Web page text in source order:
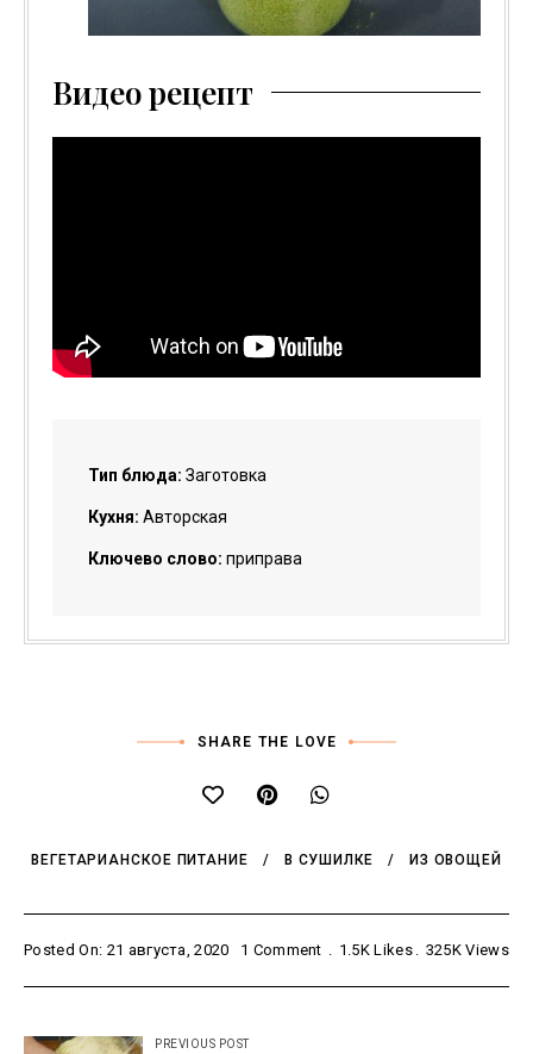
Видео рецепт
Тип блюда: Заготовка
Кухня: Авторская
Ключево слово: приправа
SHARE THE LOVE
ВЕГЕТАРИАНСКОЕ ПИТАНИЕ В СУШИЛКЕ ИЗ ОВОЩЕЙ
Posted On: 21 августа, 2020 1 Comment 1.5K Likes 325K Views
PREVIOUS POST